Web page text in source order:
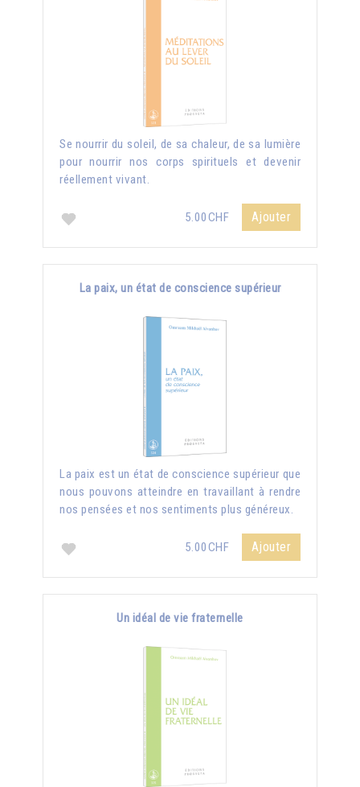
Se nourrir du soleil, de sa chaleur, de sa lumière
pour nourrir nos corps spirituels et devenir
réellement vivant.
5.00CHF Ajouter
La paix, un état de conscience supérieur
La paix est un état de conscience supérieur que
nous pouvons atteindre en travaillant à rendre
nos pensées et nos sentiments plus généreux.
5.00CHF Ajouter
Un idéal de vie fraternelle